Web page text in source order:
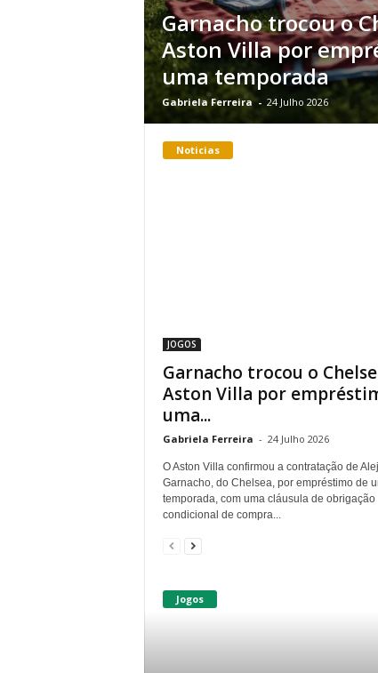
Garnacho trocou o
Aston Villa por
uma temporada
Gabriela Ferreira - 24 Julho 2026
Noticias
JOGOS
Garnacho trocou o
Aston Villa por
uma...
Gabriela Ferreira - 24 Julho 2026
O Aston Villa confirmou a contratação de
Garnacho, do Chelsea, por empréstimo de
temporada, com uma cláusula de obrigação
condicional de compra...
Jogos